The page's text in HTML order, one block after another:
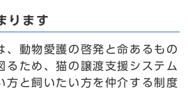
ります
、動物愛護の啓発と命あるもの
るため、猫の譲渡支援システム
方と飼いたい方を仲介する制度